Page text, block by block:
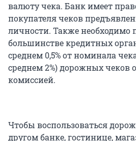
валюту чека. Банк имеет
покупателя чеков
личности. Также необходимо
большинстве кредитных
среднем 0,5% от номинала
среднем 2%) дорожных чеков
комиссией.
Чтобы воспользоваться
другом банке, гостинице,